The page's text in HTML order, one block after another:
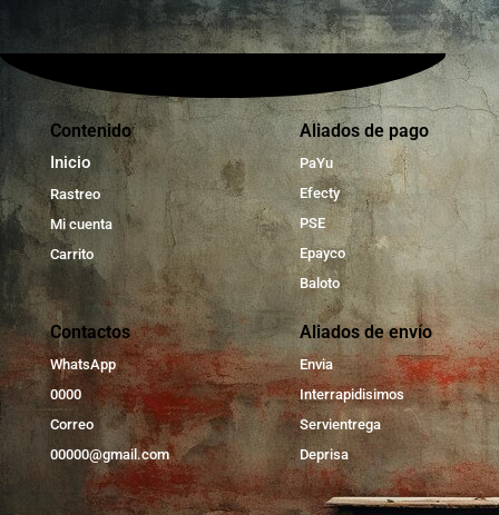
Contenido
Inicio
Rastreo
Mi cuenta
Carrito
Aliados de pago
PaYu
Efecty
PSE
Epayco
Baloto
Contactos
WhatsApp
0000
Correo
00000@gmail.com
Aliados de envío
Envia
Interrapidisimos
Servientrega
Deprisa